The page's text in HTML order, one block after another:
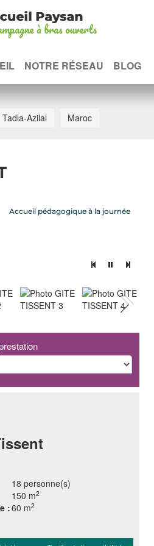
NOTRE RÉSEAU BLOG
Tadla-Azilal Maroc
Accueil pédagogique à la journée
18 personne(s)
150 m2
:60 m2